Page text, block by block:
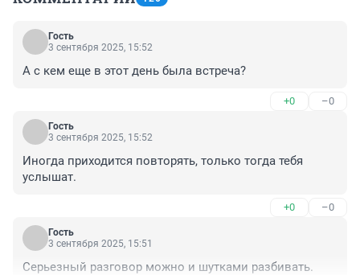
Гость
3 сентября 2025, 15:52
А с кем еще в этот день была встреча?
+0 –0
Гость
3 сентября 2025, 15:52
Иногда приходится повторять, только тогда тебя
услышат.
+0 –0
Гость
3 сентября 2025, 15:51
Серьезный разговор можно и шутками разбивать.